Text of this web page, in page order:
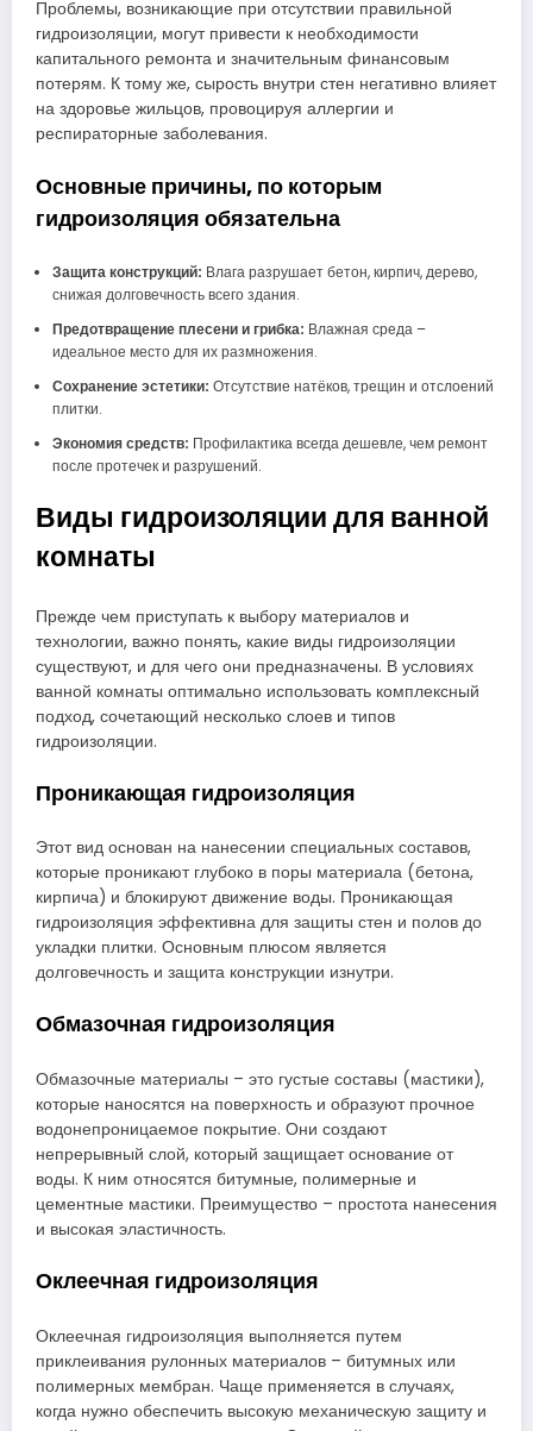
Проблемы, возникающие при отсутствии правильной
гидроизоляции, могут привести к необходимости
капитального ремонта и значительным финансовым
потерям. К тому же, сырость внутри стен негативно влияет
на здоровье жильцов, провоцируя аллергии и
респираторные заболевания.
Основные причины, по которым
гидроизоляция обязательна
Защита конструкций: Влага разрушает бетон, кирпич, дерево,
снижая долговечность всего здания.
Предотвращение плесени и грибка: Влажная среда –
идеальное место для их размножения.
Сохранение эстетики: Отсутствие натёков, трещин и отслоений
плитки.
Экономия средств: Профилактика всегда дешевле, чем ремонт
после протечек и разрушений.
Виды гидроизоляции для ванной
комнаты
Прежде чем приступать к выбору материалов и
технологии, важно понять, какие виды гидроизоляции
существуют, и для чего они предназначены. В условиях
ванной комнаты оптимально использовать комплексный
подход, сочетающий несколько слоев и типов
гидроизоляции.
Проникающая гидроизоляция
Этот вид основан на нанесении специальных составов,
которые проникают глубоко в поры материала (бетона,
кирпича) и блокируют движение воды. Проникающая
гидроизоляция эффективна для защиты стен и полов до
укладки плитки. Основным плюсом является
долговечность и защита конструкции изнутри.
Обмазочная гидроизоляция
Обмазочные материалы – это густые составы (мастики),
которые наносятся на поверхность и образуют прочное
водонепроницаемое покрытие. Они создают
непрерывный слой, который защищает основание от
воды. К ним относятся битумные, полимерные и
цементные мастики. Преимущество – простота нанесения
и высокая эластичность.
Оклеечная гидроизоляция
Оклеечная гидроизоляция выполняется путем
приклеивания рулонных материалов – битумных или
полимерных мембран. Чаще применяется в случаях,
когда нужно обеспечить высокую механическую защиту и